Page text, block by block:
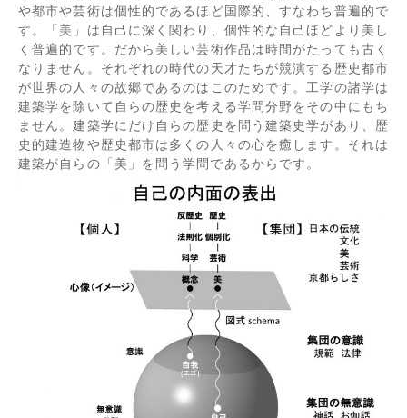
や都市や芸術は個性的であるほど国際的、すなわち普遍的で
す。「美」は自己に深く関わり、個性的な自己ほどより美し
く普遍的です。だから美しい芸術作品は時間がたっても古く
なりません。それぞれの時代の天才たちが競演する歴史都市
が世界の人々の故郷であるのはこのためです。工学の諸学は
建築学を除いて自らの歴史を考える学問分野をその中にもち
ません。建築学にだけ自らの歴史を問う建築史学があり、歴
史的建造物や歴史都市は多くの人々の心を癒します。それは
建築が自らの「美」を問う学問であるからです。